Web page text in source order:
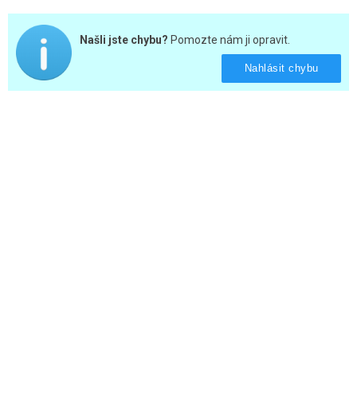
Našli jste chybu? Pomozte nám ji opravit.
Nahlásit chybu